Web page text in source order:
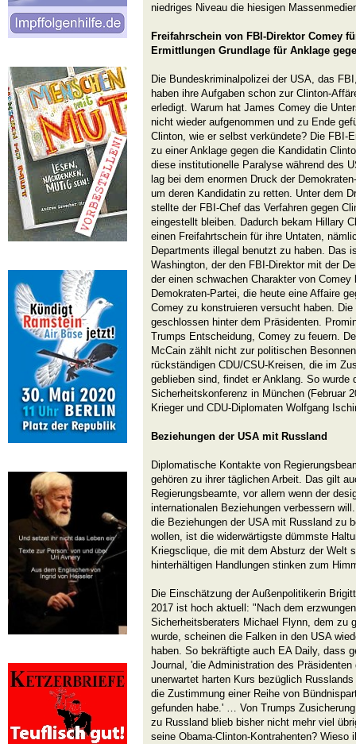
niedriges Niveau die hiesigen
Freifahrschein von FBI-Direktor Comey
Ermittlungen Grundlage für Anklage
Die Bundeskriminalpolizei der USA, das
haben ihre Aufgaben schon zur Clinton-
erledigt. Warum hat James Comey die
nicht wieder aufgenommen und zu Ende
Clinton, wie er selbst verkündete? Die FBI-
zu einer Anklage gegen die Kandidatin
diese institutionelle Paralyse während des
lag bei dem enormen Druck der
um deren Kandidatin zu retten. Unter dem
stellte der FBI-Chef das Verfahren gegen
eingestellt bleiben. Dadurch bekam Hillary
einen Freifahrtschein für ihre Untaten,
Departments illegal benutzt zu haben. Das
Washington, der den FBI-Direktor mit der
der einen schwachen Charakter von
Demokraten-Partei, die heute eine Affaire
Comey zu konstruieren versucht haben.
geschlossen hinter dem Präsidenten.
Trumps Entscheidung, Comey zu feuern.
McCain zählt nicht zur politischen
rückständigen CDU/CSU-Kreisen, die im
geblieben sind, findet er Anklang. So wurde
Sicherheitskonferenz in München (Februar
Krieger und CDU-Diplomaten Wolfgang
Beziehungen der USA mit Russland
Diplomatische Kontakte von
gehören zu ihrer täglichen Arbeit. Das gilt
Regierungsbeamte, vor allem wenn der
internationalen Beziehungen verbessern
die Beziehungen der USA mit Russland zu
wollen, ist die widerwärtigste dümmste
Kriegsclique, die mit dem Absturz der Welt
hinterhältigen Handlungen stinken zum
Die Einschätzung der Außenpolitikerin
2017 ist hoch aktuell: "Nach dem
Sicherheitsberaters Michael Flynn, dem zu
wurde, scheinen die Falken in den USA
haben. So bekräftigte auch EA Daily, dass
Journal, 'die Administration des
unerwartet harten Kurs bezüglich
die Zustimmung einer Reihe von
gefunden habe.' … Von Trumps
zu Russland blieb bisher nicht mehr viel
seine Obama-Clinton-Kontrahenten? Wieso